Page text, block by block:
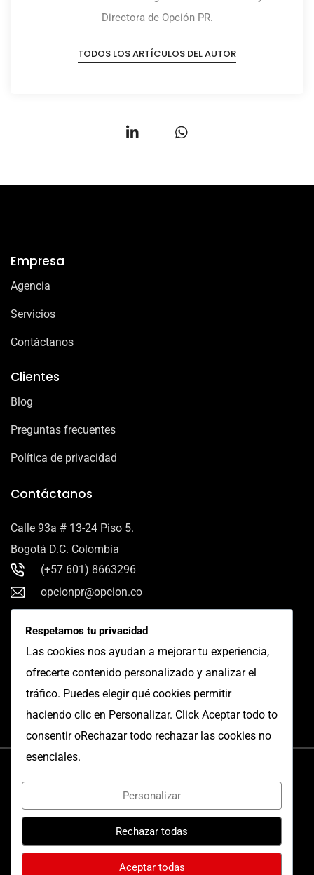
Directora de Opción PR.
TODOS LOS ARTÍCULOS DEL AUTOR
Empresa
Agencia
Servicios
Contáctanos
Clientes
Blog
Preguntas frecuentes
Política de privacidad
Contáctanos
Calle 93a # 13-24 Piso 5.
Bogotá D.C. Colombia
(+57 601) 8663296
opcionpr@opcion.co
Síguenos en Linkedin
© 2025 Derechos ReservadosOpción PR./
Respetamos tu privacidad
Las cookies nos ayudan a mejorar tu experiencia,
ofrecerte contenido personalizado y analizar el
tráfico. Puedes elegir qué cookies permitir
haciendo clic en Personalizar. Click Aceptar todo to
consentir oRechazar todo rechazar las cookies no
esenciales.
Personalizar
Rechazar todas
Aceptar todas